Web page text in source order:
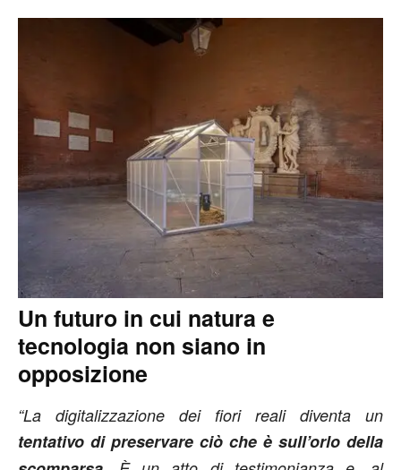
Un futuro in cui natura e
tecnologia non siano in
opposizione
“La digitalizzazione dei fiori reali diventa un
tentativo di preservare ciò che è sull’orlo della